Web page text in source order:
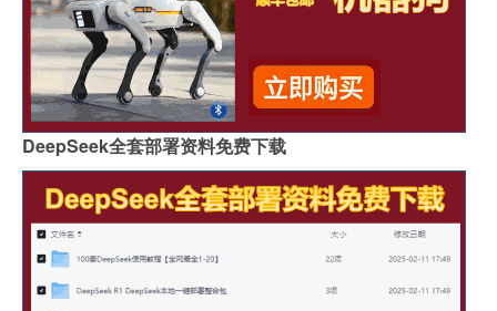
DeepSeek全套部署资料免费下载